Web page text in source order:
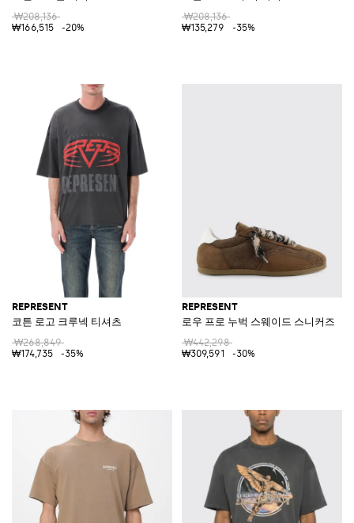
₩208,136
₩166,515
-20%
₩208,136
₩135,279
-35%
REPRESENT
코튼 로고 크루넥 티셔츠
₩268,849
₩174,735
-35%
REPRESENT
로우 프로 누벅 스웨이드 스니커즈
₩442,298
₩309,591
-30%